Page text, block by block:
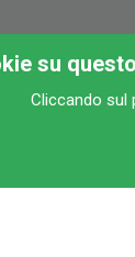
su
Cliccando sul